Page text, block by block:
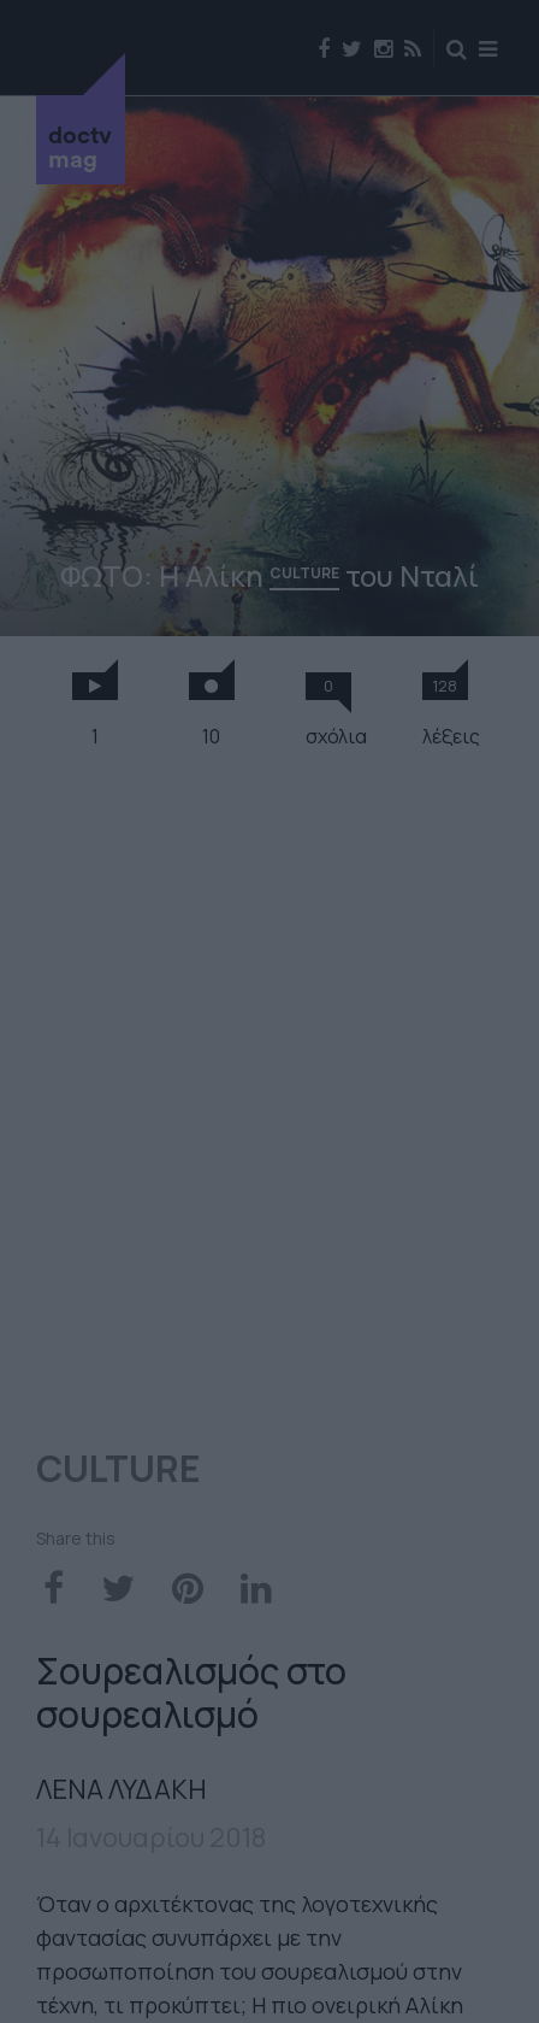
doctv
mag
ΦΩΤΟ: H Αλίκη CULTURE του Νταλί
1 10
0
σχόλια
128
λέξεις
CULTURE
Share this
Σουρεαλισμός στο
σουρεαλισμό
ΛΕΝΑ ΛΥΔΑΚΗ
Όταν ο αρχιτέκτονας της λογοτεχνικής
φαντασίας συνυπάρχει με την
προσωποποίηση του σουρεαλισμού στην
τέχνη, τι προκύπτει; Η πιο ονειρική Αλίκη